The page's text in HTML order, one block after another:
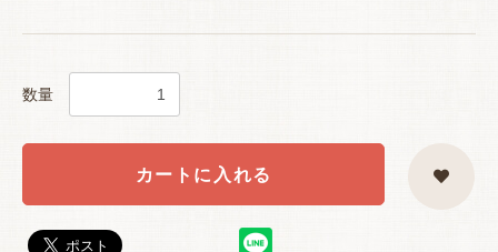
数量
カートに入れる